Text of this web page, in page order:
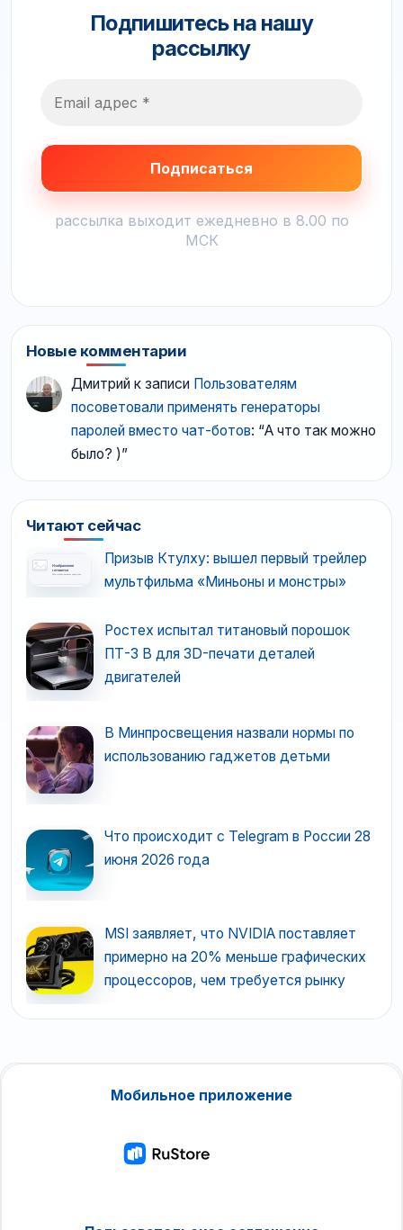
Подпишитесь на нашу
рассылку
рассылка выходит ежедневно в 8.00 по
МСК
Новые комментарии
Дмитрий к записи Пользователям
посоветовали применять генераторы
паролей вместо чат-ботов: “А что так можно
было? )”
Читают сейчас
Призыв Ктулху: вышел первый трейлер
мультфильма «Миньоны и монстры»
Ростех испытал титановый порошок
ПТ-3 В для 3D-печати деталей
двигателей
В Минпросвещения назвали нормы по
использованию гаджетов детьми
Что происходит с Telegram в России 28
июня 2026 года
MSI заявляет, что NVIDIA поставляет
примерно на 20% меньше графических
процессоров, чем требуется рынку
Мобильное приложение